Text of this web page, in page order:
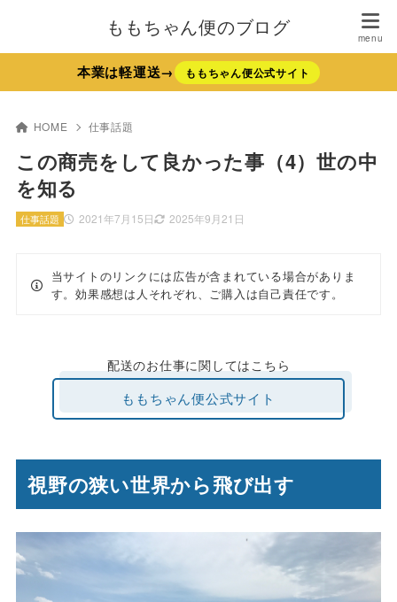
ももちゃん便のブログ
本業は軽運送→ ももちゃん便公式サイト
HOME 仕事話題
この商売をして良かった事（4）世の中
を知る
2021年7月15日 2025年9月21日
仕事話題
当サイトのリンクには広告が含まれている場合がありま
す。効果感想は人それぞれ、ご購入は自己責任です。
配送のお仕事に関してはこちら
ももちゃん便公式サイト
視野の狭い世界から飛び出す